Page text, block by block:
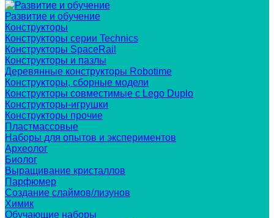
Развитие и обучение
Конструкторы
Конструкторы серии Technics
Конструкторы SpaceRail
Конструкторы и пазлы
Деревянные конструкторы Robotime
Конструкторы, сборные модели
Конструкторы совместимые с Lego Duplo
Конструкторы-игрушки
Конструкторы прочие
Пластмассовые
Наборы для опытов и экспериментов
Археолог
Биолог
Выращивание кристаллов
Парфюмер
Создание слаймов/лизунов
Химик
Обучающие наборы